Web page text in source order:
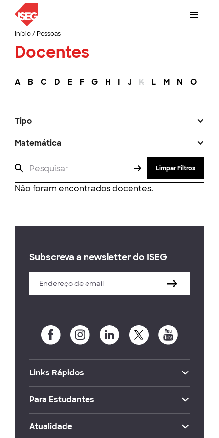
Início/ Pessoas
Docentes
A B C D E F G H I J K L M N O
Tipo
Matemática
Limpar Filtros
Não foram encontrados docentes.
Subscreva a newsletter do ISEG
Links Rápidos
Para Estudantes
Atualidade